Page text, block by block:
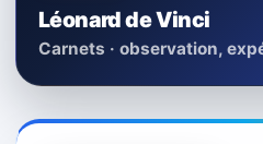
Léonard de Vinci
Carnets · observation,